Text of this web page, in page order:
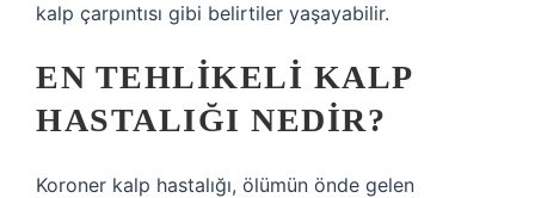
kalp çarpıntısı gibi belirtiler yaşayabilir.
EN TEHLIKELI KALP
HASTALIĞI NEDIR?
Koroner kalp hastalığı, ölümün önde gelen